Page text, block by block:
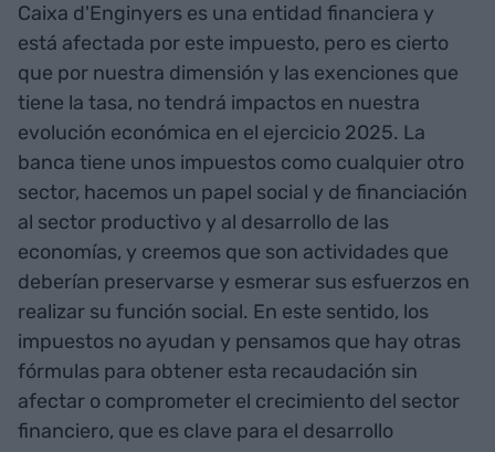
Caixa d'Enginyers es una entidad financiera y
está afectada por este impuesto, pero es cierto
que por nuestra dimensión y las exenciones que
tiene la tasa, no tendrá impactos en nuestra
evolución económica en el ejercicio 2025. La
banca tiene unos impuestos como cualquier otro
sector, hacemos un papel social y de financiación
al sector productivo y al desarrollo de las
economías, y creemos que son actividades que
deberían preservarse y esmerar sus esfuerzos en
realizar su función social. En este sentido, los
impuestos no ayudan y pensamos que hay otras
fórmulas para obtener esta recaudación sin
afectar o comprometer el crecimiento del sector
financiero, que es clave para el desarrollo